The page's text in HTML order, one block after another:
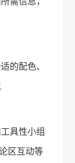
的配色、
具性小组
区互动等